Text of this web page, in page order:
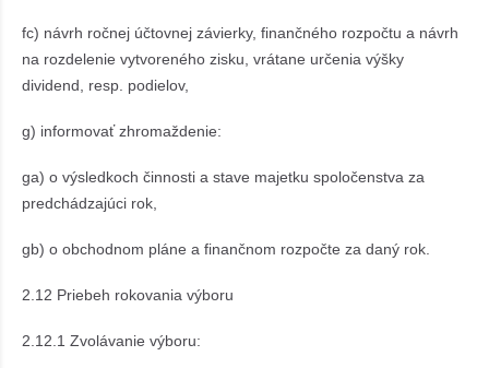
fc) návrh ročnej účtovnej závierky, finančného rozpočtu a návrh
na rozdelenie vytvoreného zisku, vrátane určenia výšky
dividend, resp. podielov,
g) informovať zhromaždenie:
ga) o výsledkoch činnosti a stave majetku spoločenstva za
predchádzajúci rok,
gb) o obchodnom pláne a finančnom rozpočte za daný rok.
2.12 Priebeh rokovania výboru
2.12.1 Zvolávanie výboru: